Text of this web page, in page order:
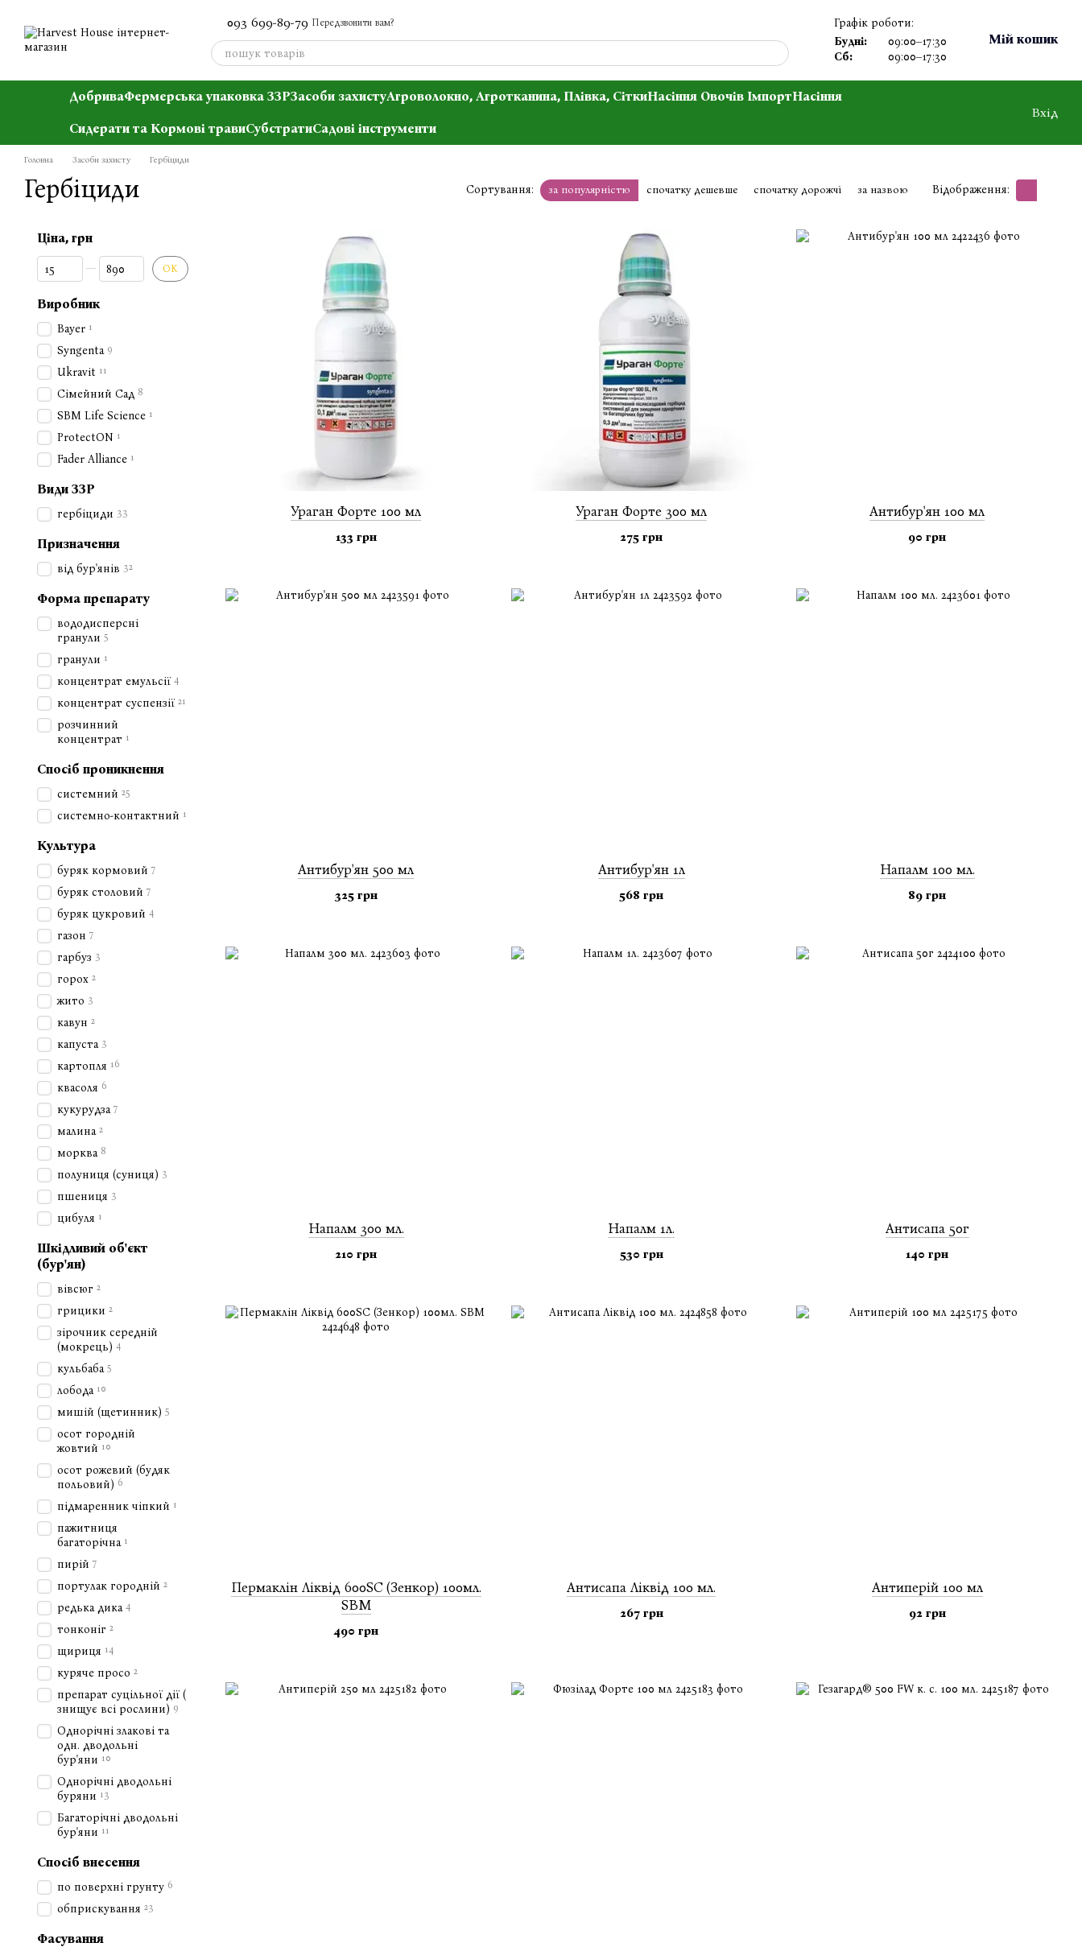
093 699-89-79 Передзвонити вам?
Графік роботи:
Будні:
09:00–17:30
Сб:
09:00–17:30
Мій кошик
ДобриваФермерська упаковка ЗЗРЗасоби захистуАгроволокно, Агротканина, Плівка, СіткиНасіння Овочів ІмпортНасіння
Сидерати та Кормові травиСубстратиСадові інструменти
Вхід
Головна Засоби захисту Гербіциди
Гербіциди Сортування: за популярністю спочатку дешевше спочатку дорожчі за назвою Відображення:
Ураган Форте 100 мл
133 грн
Ураган Форте 300 мл
275 грн
Антибур'ян 100 мл
90 грн
Антибур'ян 500 мл
325 грн
Антибур'ян 1л
568 грн
Напалм 100 мл.
89 грн
Напалм 300 мл.
210 грн
Напалм 1л.
530 грн
Антисапа 50г
140 грн
Пермаклін Ліквід 600SC (Зенкор) 100мл.
SBM
490 грн
Антисапа Ліквід 100 мл.
267 грн
Антиперій 100 мл
92 грн
Ціна, грн
Від Ціна, грн
До Ціна, грн ОК
Виробник
Bayer 1
Syngenta 9
Ukravit 11
Сімейний Сад 8
SBM Life Science 1
ProtectON 1
Fader Alliance 1
Види ЗЗР
гербіциди 33
Призначення
від бур'янів 32
Форма препарату
вододисперсні
гранули 5
гранули 1
концентрат емульсії 4
концентрат суспензії 21
розчинний
концентрат 1
Спосіб проникнення
системний 25
системно-контактний 1
Культура
буряк кормовий 7
буряк столовий 7
буряк цукровий 4
газон 7
гарбуз 3
горох 2
жито 3
кавун 2
капуста 3
картопля 16
квасоля 6
кукурудза 7
малина 2
морква 8
полуниця (суниця) 3
пшениця 3
цибуля 1
Шкідливий об'єкт
(бур'ян)
вівсюг 2
грицики 2
зірочник середній
(мокрець) 4
кульбаба 5
лобода 10
мишій (щетинник) 5
осот городній
жовтий 10
осот рожевий (будяк
польовий) 6
підмаренник чіпкий 1
пажитниця
багаторічна 1
пирій 7
портулак городній 2
редька дика 4
тонконіг 2
щириця 14
куряче просо 2
препарат суцільної дії (
знищує всі рослини) 9
Однорічні злакові та
одн. дводольні
бур'яни 10
Однорічні дводольні
буряни 13
Багаторічні дводольні
бур'яни 11
Спосіб внесення
по поверхні грунту 6
обприскування 23
Фасування